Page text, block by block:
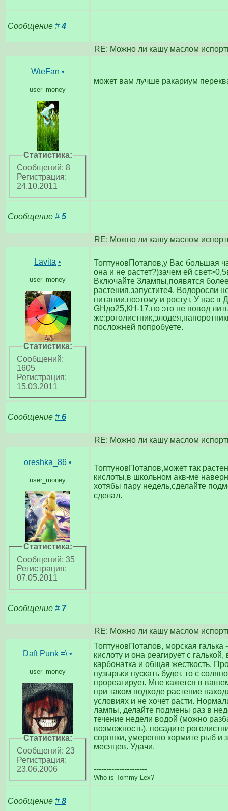
Сообщение #4
RE: Можно ли кашу маслом
WteFan •
user_money
Статистика:
Сообщений: 8
Регистрация:
24.10.2011
может вам лучше ракариум
Сообщение # 5
RE: Можно ли кашу маслом
Lavita •
user_money
Статистика:
Сообщений:
1605
Регистрация:
15.03.2011
ТоптуновПотапов,у Вас большая
она и не растет?)зачем ей
Включайте 3лампы,появятся
растения,запустите4. Водоросли
питании,поэтому и ростут. У нас
GHдо25,КН-17,но это не повод лить
посложней попробуете.
Сообщение # 6
RE: Можно ли кашу маслом
oreshka_86 •
user_money
Статистика:
Сообщений: 35
Регистрация:
07.05.2011
ТоптуновПотапов,может так
кислоты,в школьном акв-ме
хотябы пару недель,сделайте
сделал.
Сообщение # 7
RE: Можно ли кашу маслом
Daft Punk =\ •
user_money
Статистика:
Сообщений: 23
Регистрация:
23.06.2006
ТоптуновПотапов, морская галька
кислоту и она реагирует с
карбонатка и общая жесткость.
пузырьки пускать будет, то с
прореагирует. Мне кажется в
при таком подходе растение
условиях и не хочет расти.
лампы, делайте подмены раз в
течение недели водой (можно
возможность), посадите
сорняки, умеренно кормите рыб и
месяцев. Удачи.
---------------------
Who is Tommy Lex?
Сообщение # 8